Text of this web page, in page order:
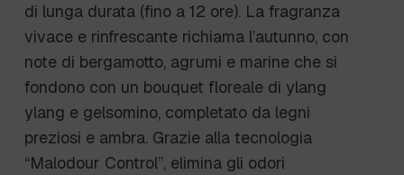
di lunga durata (fino a 12 ore). La fragranza
vivace e rinfrescante richiama l’autunno, con
note di bergamotto, agrumi e marine che si
fondono con un bouquet floreale di ylang
ylang e gelsomino, completato da legni
preziosi e ambra. Grazie alla tecnologia
“Malodour Control”, elimina gli odori